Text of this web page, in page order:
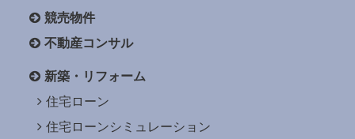
競売物件
不動産コンサル
新築・リフォーム
住宅ローン
住宅ローンシミュレーション